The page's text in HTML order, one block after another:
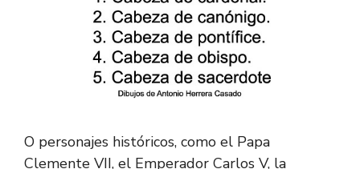
O personajes históricos, como el Papa
Clemente VII, el Emperador Carlos V, la